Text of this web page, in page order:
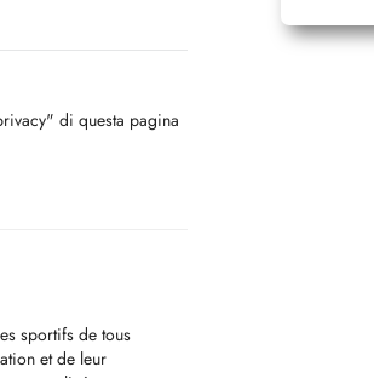
di questa pagina
sportifs de tous
et de leur